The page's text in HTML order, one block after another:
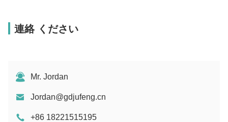
連絡 ください
Mr. Jordan
Jordan@gdjufeng.cn
+86 18221515195